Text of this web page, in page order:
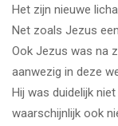
Het zijn nieuwe
Net zoals Jezus
Ook Jezus was na
aanwezig in deze
Hij was duidelijk
waarschijnlijk ook